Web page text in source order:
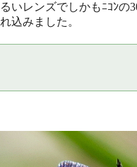
いレンズでしかもﾆｺﾝの
込みました。